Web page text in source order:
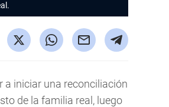
a iniciar una reconciliación
de la familia real, luego